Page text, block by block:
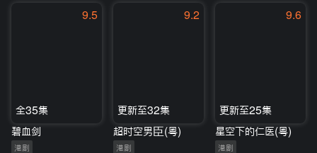
9.5
全35集
碧血剑
港剧
9.2
更新至32集
超时空男臣(粤)
港剧
9.6
更新至25集
星空下的仁医(粤)
港剧